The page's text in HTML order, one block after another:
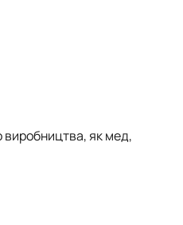
виробництва, як мед,